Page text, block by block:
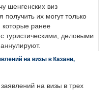
шенгенских виз
их могут только
ранее
туристическими, деловыми
на визы в Казани,
на визы в трех